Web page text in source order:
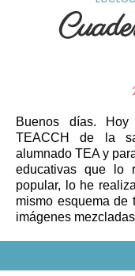
Buenos días.
TEACCH de la
alumnado TEA y
educativas que lo
popular, lo he
mismo esquema de
imágenes